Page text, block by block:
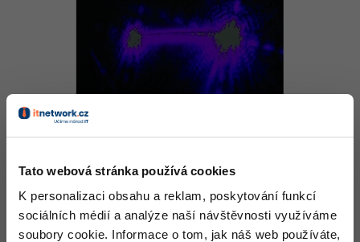
Tato webová stránka používá cookies
K personalizaci obsahu a reklam, poskytování funkcí
sociálních médií a analýze naší návštěvnosti využíváme
soubory cookie. Informace o tom, jak náš web používáte,
vyzařovaného paprsku(+ * 10^-3mm) *
Dr. Rupert Outlonz Oddělení fyziky na Imperial College
prohlásil: